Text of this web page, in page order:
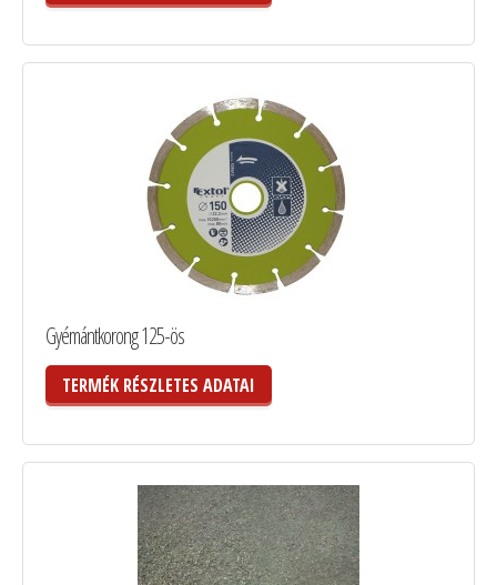
Gyémántkorong 125-ös
TERMÉK RÉSZLETES ADATAI